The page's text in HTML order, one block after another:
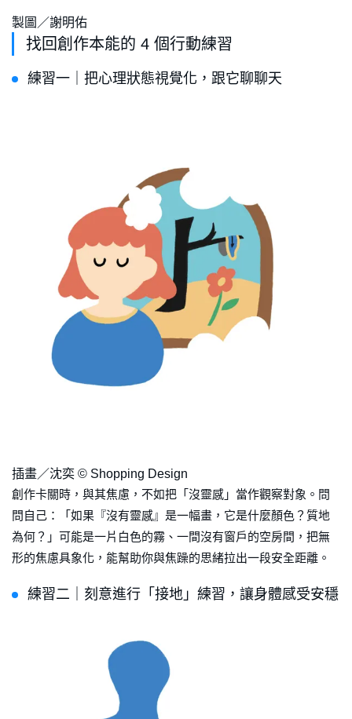
製圖／謝明佑
找回創作本能的 4 個行動練習
練習一｜把心理狀態視覺化，跟它聊聊天
插畫／沈奕 © Shopping Design
創作卡關時，與其焦慮，不如把「沒靈感」當作觀察對象。問
問自己：「如果『沒有靈感』是一幅畫，它是什麼顏色？質地
為何？」可能是一片白色的霧、一間沒有窗戶的空房間，把無
形的焦慮具象化，能幫助你與焦躁的思緒拉出一段安全距離。
練習二｜刻意進行「接地」練習，讓身體感受安穩